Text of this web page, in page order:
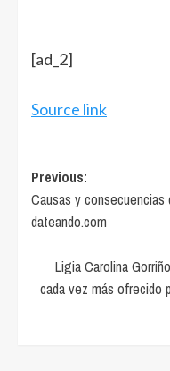
[ad_2]
Source link
Post
navigation
Previous:
Causas y
dateando.com
Ligia Carolina
cada vez más ofrecido